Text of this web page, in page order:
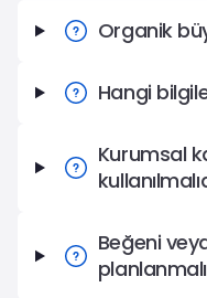
Organik
Hangi
Kurumsal
Beğeni